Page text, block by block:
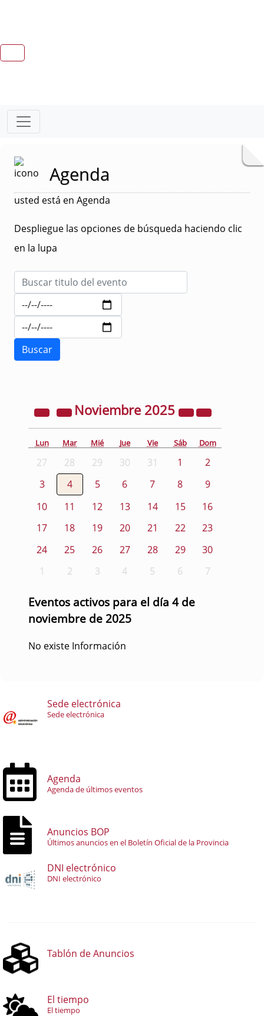
Agenda
usted está en Agenda
Despliegue las opciones de búsqueda haciendo clic
en la lupa
Noviembre 2025
Lun Mar Mié Jue Vie Sáb Dom
27 28 29 30 31 1
2
3
4 5 6 7 8
9
10
11 12 13 14 15
16
17
18 19 20 21 22
23
24
25 26 27 28 29
30
1
2 3 4 5 6 7
Eventos activos para el día 4 de
noviembre de 2025
No existe Información
Sede electrónica
Sede electrónica
Agenda
Agenda de últimos eventos
Anuncios BOP
Últimos anuncios en el Boletín Oficial de la Provincia
DNI electrónico
DNI electrónico
Tablón de Anuncios
El tiempo
El tiempo